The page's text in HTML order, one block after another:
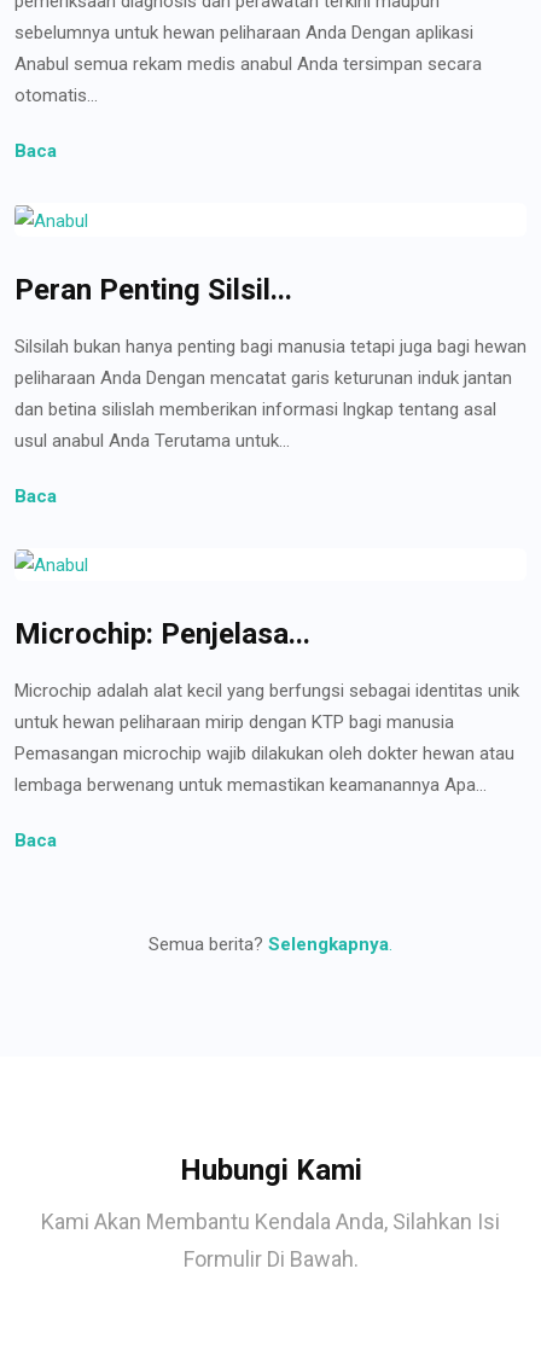
sebelumnya untuk hewan peliharaan Anda Dengan aplikasi
Anabul semua rekam medis anabul Anda tersimpan secara
otomatis...
Baca
Peran Penting Silsil...
Silsilah bukan hanya penting bagi manusia tetapi juga bagi hewan
peliharaan Anda Dengan mencatat garis keturunan induk jantan
dan betina silislah memberikan informasi lngkap tentang asal
usul anabul Anda Terutama untuk...
Baca
Microchip: Penjelasa...
Microchip adalah alat kecil yang berfungsi sebagai identitas unik
untuk hewan peliharaan mirip dengan KTP bagi manusia
Pemasangan microchip wajib dilakukan oleh dokter hewan atau
lembaga berwenang untuk memastikan keamanannya Apa...
Baca
Semua berita? Selengkapnya
Hubungi Kami
Kami Akan Membantu Kendala Anda, Silahkan Isi
Formulir Di Bawah.